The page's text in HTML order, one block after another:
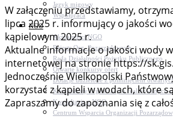
Język migowy
Współpraca
NGO
Aktualności NGO
Rejestr Org. Pozarządowych
Rada Działalności Pożytku Publicznego
Otwarte konkursy ofert
Dotacje udzielone z pominięciem
Komunikaty organizacji o realizowanych
Konsultacje z NGO
Centrum Wsparcia Organizacji
W załączeniu przedstawiamy,
lipca 2025 r. informujący o jakości
kąpielowym 2025 r.
Aktualne informacje o jakości wody
internetowej na stronie https://
Jednocześnie Wielkopolski
korzystać z kąpieli w wodach, które
Zapraszamy do zapoznania się z